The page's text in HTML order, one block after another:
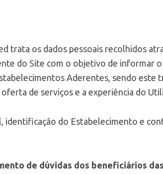
trata os dados pessoais recolhidos
do Site com o objetivo de informar
Aderentes, sendo este
de serviços e a experiência do
identificação do Estabelecimento e
de dúvidas dos beneficiários